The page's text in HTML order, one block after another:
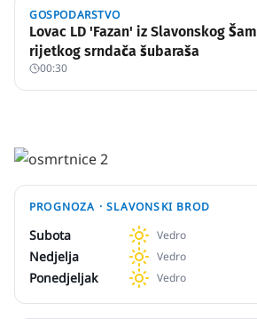
GOSPODARSTVO
Lovac LD 'Fazan' iz Slavonskog
rijetkog srndača šubaraša
00:30
PROGNOZA ·SLAVONSKI BROD
Subota Vedro
Nedjelja
Vedro
Ponedjeljak
Vedro